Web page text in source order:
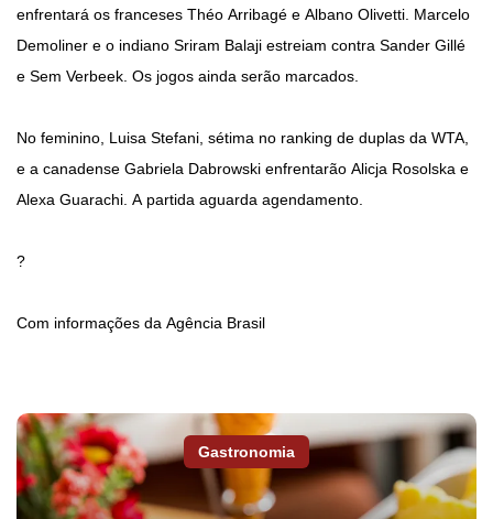
enfrentará os franceses Théo Arribagé e Albano Olivetti. Marcelo
Demoliner e o indiano Sriram Balaji estreiam contra Sander Gillé
e Sem Verbeek. Os jogos ainda serão marcados.
No feminino, Luisa Stefani, sétima no ranking de duplas da WTA,
e a canadense Gabriela Dabrowski enfrentarão Alicja Rosolska e
Alexa Guarachi. A partida aguarda agendamento.
?
Com informações da Agência Brasil
Gastronomia